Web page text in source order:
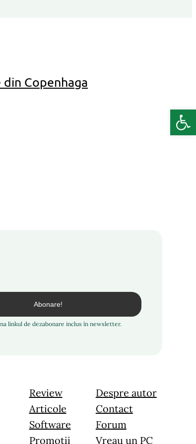
din Copenhaga
linkul de dezabonare inclus în newsletter.
Review
Articole
Software
Promoții
Despre autor
Contact
Forum
Vreau un PC